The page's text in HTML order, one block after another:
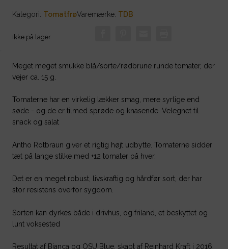
Kategori: TomatfrøVaremærke: TDB
Ikke på lager
Meget meget smukke blå/sorte/rødbrune runde tomater, der
vejer ca. 15 g.
Tomaterne har en virkelig lækker smag, mere syrlige end
søde - og de er tilmed sprøde og knasende. Velegnet til
snack og salat
Antho Rotbraun giver et rigtig højt udbytte. Tomaterne sidder
tæt på lange stilke med +12 tomater på hver.
Det er en meget robust, livskraftig og hårdfør sort, der har
stor resistens overfor sygdom.
Sorten kan dyrkes både i drivhus, og friland, et beskyttet og
lunt voksested
Resultat af Bianca og OSU Blue, skabt af Reinhard Kraft i 2016.